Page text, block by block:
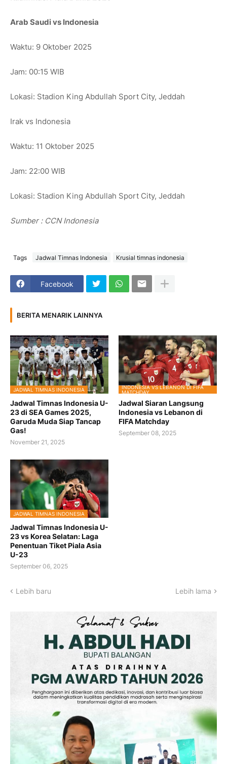
Arab Saudi vs Indonesia
Waktu: 9 Oktober 2025
Jam: 00:15 WIB
Lokasi: Stadion King Abdullah Sport City, Jeddah
Irak vs Indonesia
Waktu: 11 Oktober 2025
Jam: 22:00 WIB
Lokasi: Stadion King Abdullah Sport City, Jeddah
Sumber : CCN Indonesia
Tags Jadwal Timnas Indonesia Krusial timnas indonesia
Facebook
BERITA MENARIK LAINNYA
JADWAL TIMNAS INDONESIA
Jadwal Timnas Indonesia U-
23 di SEA Games 2025,
Garuda Muda Siap Tancap
Gas!
November 21, 2025
INDONESIA VS LEBANON DI FIFA
MATCHDAY
Jadwal Siaran Langsung
Indonesia vs Lebanon di
FIFA Matchday
September 08, 2025
JADWAL TIMNAS INDONESIA
Jadwal Timnas Indonesia U-
23 vs Korea Selatan: Laga
Penentuan Tiket Piala Asia
U-23
September 06, 2025
Lebih baru Lebih lama